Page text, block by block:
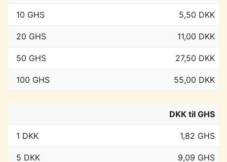
10 GHS 5,50 DKK
20 GHS 11,00 DKK
50 GHS 27,50 DKK
100 GHS 55,00 DKK
DKK til GHS
1 DKK 1,82 GHS
5 DKK 9,09 GHS